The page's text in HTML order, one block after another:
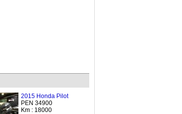
2015 Honda Pilot
PEN 34900
Km : 18000